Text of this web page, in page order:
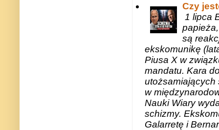
Czy
1 lipca
są
ekskomunikę
Piusa X w
mandatu. Kara
utożsamiających
w
Nauki Wiary
schizmy.
Galarretę i